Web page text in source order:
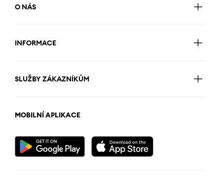
O NÁS
INFORMACE
SLUŽBY ZÁKAZNÍKŮM
MOBILNÍ APLIKACE